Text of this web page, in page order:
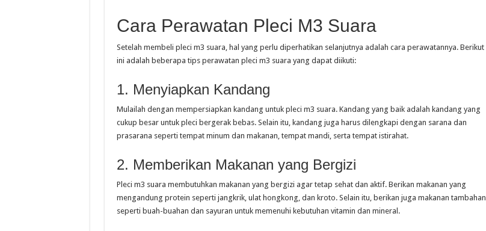
Cara Perawatan Pleci M3 Suara
Setelah membeli pleci m3 suara, hal yang perlu diperhatikan selanjutnya adalah cara perawatannya. Berikut
ini adalah beberapa tips perawatan pleci m3 suara yang dapat diikuti:
1. Menyiapkan Kandang
Mulailah dengan mempersiapkan kandang untuk pleci m3 suara. Kandang yang baik adalah kandang yang
cukup besar untuk pleci bergerak bebas. Selain itu, kandang juga harus dilengkapi dengan sarana dan
prasarana seperti tempat minum dan makanan, tempat mandi, serta tempat istirahat.
2. Memberikan Makanan yang Bergizi
Pleci m3 suara membutuhkan makanan yang bergizi agar tetap sehat dan aktif. Berikan makanan yang
mengandung protein seperti jangkrik, ulat hongkong, dan kroto. Selain itu, berikan juga makanan tambahan
seperti buah-buahan dan sayuran untuk memenuhi kebutuhan vitamin dan mineral.